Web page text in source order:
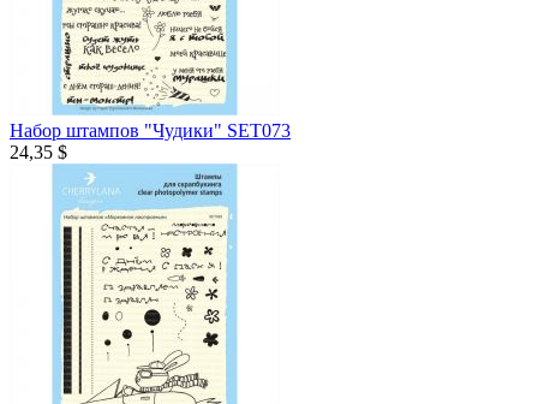
Набор штампов "Чудики" SET073
24,35 $